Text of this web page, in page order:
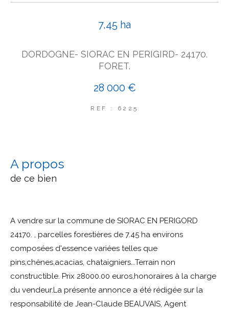
7,45 ha
DORDOGNE- SIORAC EN PERIGIRD- 24170.
FORET.
28 000 €
REF : 6225
a propos
de ce bien
A vendre sur la commune de SIORAC EN PERIGORD
24170. , parcelles forestières de 7.45 ha environs
composées d'essence variées telles que
pins,chènes,acacias, chataigniers...Terrain non
constructible. Prix 28000.00 euros,honoraires à la charge
du vendeur.La présente annonce a été rédigée sur la
responsabilité de Jean-Claude BEAUVAIS, Agent